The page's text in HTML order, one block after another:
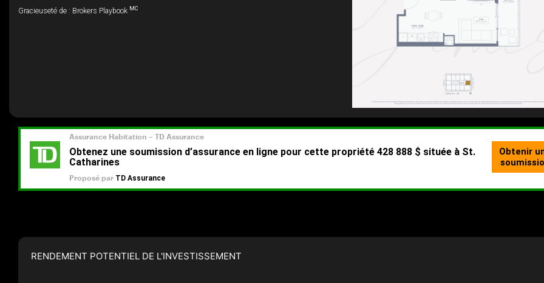
Gracieuseté de : Brokers Playbook MC
RENDEMENT POTENTIEL DE L'INVESTISSEMENT